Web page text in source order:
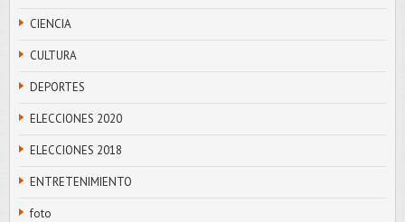
CIENCIA
CULTURA
DEPORTES
ELECCIONES 2020
ELECCIONES 2018
ENTRETENIMIENTO
foto